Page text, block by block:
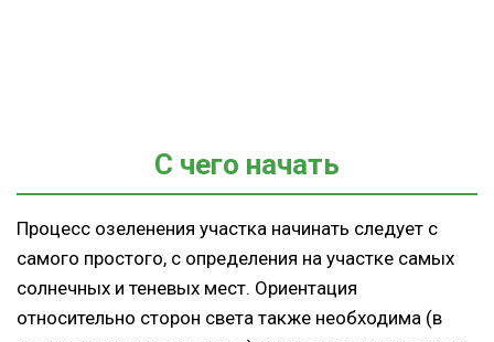
С чего начать
Процесс озеленения участка начинать следует с
самого простого, с определения на участке самых
солнечных и теневых мест. Ориентация
относительно сторон света также необходима (в